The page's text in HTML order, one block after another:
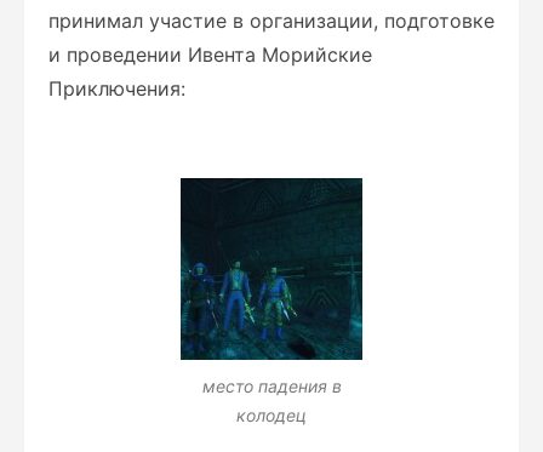
принимал участие в организации, подготовке
и проведении Ивента Морийские
Приключения:
место падения в
колодец